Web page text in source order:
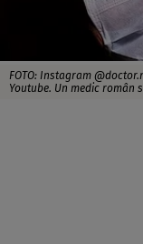
FOTO: Instagram
Youtube. Un medic român